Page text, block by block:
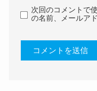
次回のコメントで
の名前、メールア